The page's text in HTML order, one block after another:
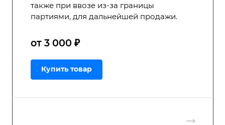
также при ввозе из-за границы
партиями, для дальнейшей продажи.
от 3 000 ₽
Купить товар